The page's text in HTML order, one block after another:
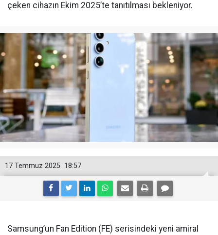
çeken cihazın Ekim 2025’te tanıtılması bekleniyor.
18:57
17 Temmuz 2025
Samsung’un Fan Edition (FE) serisindeki yeni amiral